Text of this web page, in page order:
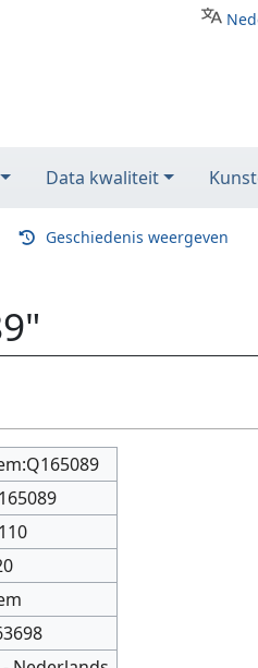
Data kwaliteit
Geschiedenis weergeven